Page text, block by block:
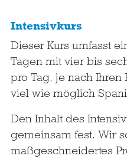
Intensivkurs
Dieser Kurs umfasst
Tagen mit vier bis
pro Tag, je nach Ihren
viel wie möglich
Den Inhalt des
gemeinsam fest. Wir
maßgeschneidertes